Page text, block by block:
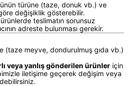
türüne (taze, donuk vb.) ve
değişiklik gösterebilir.
teslimatın sorunsuz
adreste bulunması gerekir.
(taze meyve, dondurulmuş gıda vb.)
veya yanlış gönderilen ürünler için
iletişime geçerek değişim veya